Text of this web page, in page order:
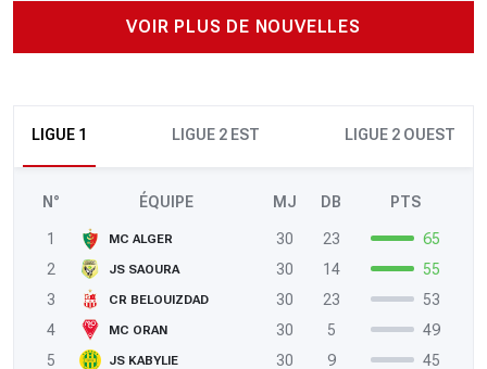
VOIR PLUS DE NOUVELLES
LIGUE 1 LIGUE 2 EST LIGUE 2 OUEST
N° ÉQUIPE MJ DB PTS
1 MC ALGER 30 23
65
2
JS SAOURA 30 14
55
3
CR BELOUIZDAD 30 23
53
4
MC ORAN 30 5
49
5
JS KABYLIE 30 9
45